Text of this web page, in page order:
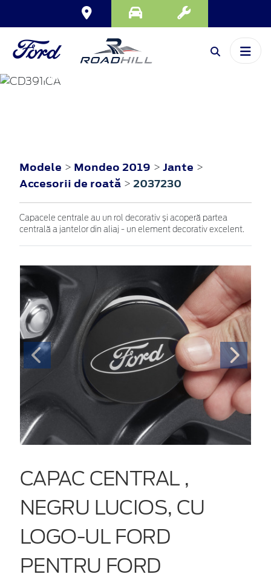
MONDEO
Modele > Mondeo 2019 > Jante >
Accesorii de roată > 2037230
Capacele centrale au un rol decorativ și acoperă partea
centrală a jantelor din aliaj - un element decorativ excelent.
CAPAC CENTRAL ,
NEGRU LUCIOS, CU
LOGO-UL FORD
PENTRU FORD